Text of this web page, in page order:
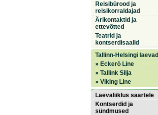
Reisibürood ja
reisikorraldajad
Ärikontaktid ja
ettevõtted
Teatrid ja
kontserdisaalid
Tallinn-Helsingi laevad
» Eckerö Line
» Tallink Silja
» Viking Line
Laevaliiklus saartele
Kontserdid ja
sündmused